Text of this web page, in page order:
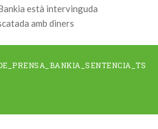
està intervinguda
amb diners